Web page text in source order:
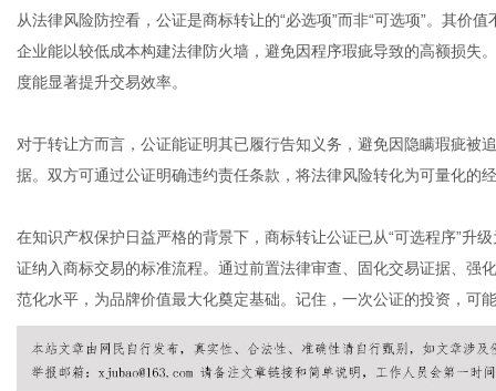
从法律风险防控看，公证是商标转让的“必选项”而非“可选项”。其价
企业能以较低成本构建法律防火墙，避免因程序瑕疵导致的高额损失
度能显著提升交易效率。
对于转让方而言，公证能证明其已履行告知义务，避免因隐瞒瑕疵被
据。双方可通过公证明确违约责任条款，将法律风险转化为可量化的
在知识产权保护日益严格的背景下，商标转让公证已从“可选程序”升
证纳入商标交易的标准流程。通过前置法律审查、固化交易证据、强
范化水平，为品牌价值最大化奠定基础。记住，一次公证的投资，可